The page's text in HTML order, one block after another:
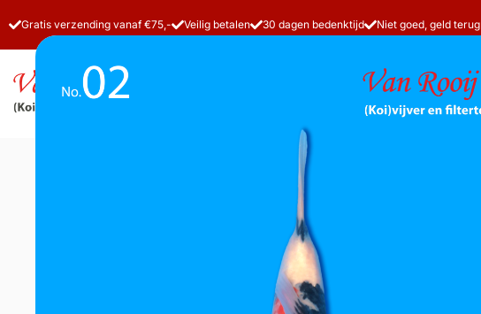
Gratis verzending vanaf €75,- Veilig betalen 30 dagen bedenktijd Niet goed, geld terug
Shop